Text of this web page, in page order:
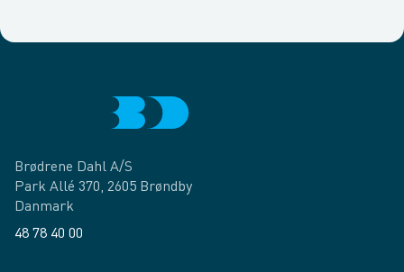
Brødrene Dahl A/S
Park Allé 370, 2605 Brøndby
Danmark
48 78 40 00